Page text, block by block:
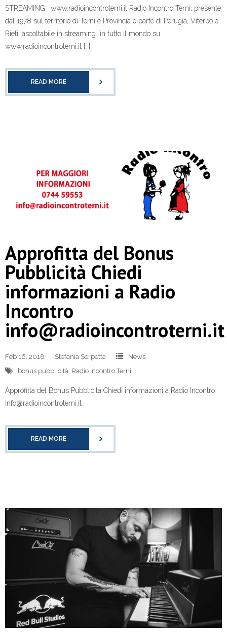
STREAMING: www.radioincontroterni.it Radio Incontro Terni, presente
dal 1978 sul territorio di Terni e Provincia e parte di Perugia, Viterbo e
Rieti, ascoltabile in streaming in tutto il mondo su
www.radioincontroterni.it […]
READ MORE
Approfitta del Bonus
Pubblicità Chiedi
informazioni a Radio
Incontro
info@radioincontroterni.it
Feb 16, 2018 Stefania Serpetta
News
bonus pubblicità Radio Incontro Terni
Approfitta del Bonus Pubblicità Chiedi informazioni a Radio Incontro
info@radioincontroterni.it
READ MORE